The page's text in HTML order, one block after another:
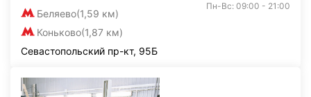
Беляево(1,59 км)
Коньково(1,87 км)
Пн-Вс: 09:00 - 21:00
Севастопольский пр-кт, 95Б